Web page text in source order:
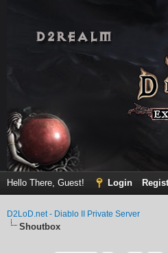
Hello There, Guest! Login
D2LoD.net - Diablo II Private Server
Shoutbox